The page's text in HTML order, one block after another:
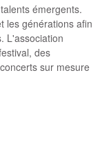
émergents.
les générations afin
L'association
des
sur mesure